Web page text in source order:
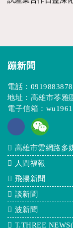
蹦新聞
電話： 0919883878
地址：高雄市苓雅
電子信箱：
高雄市雲網路多
人間福報
飛揚新聞
談新聞
波新聞
T.THREE